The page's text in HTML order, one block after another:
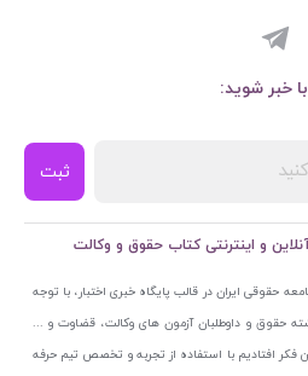
خبر شوید:
ثبت
و اینترنتی کتاب حقوق و وکالت
حقوقی ایران در قالب پایگاه خبری اختبار، با توجه
حقوق و داوطلبان آزمون های وکالت، قضاوت و ...
فکر افتادیم با استفاده از تجربه و تخصص تیم حرفه